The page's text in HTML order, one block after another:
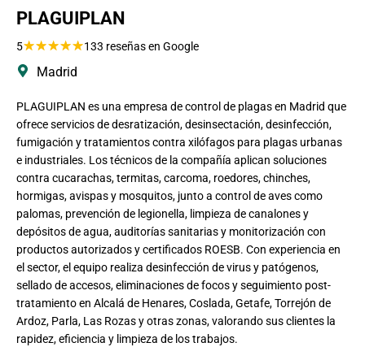
PLAGUIPLAN
5★★★★★133 reseñas en Google
Madrid
PLAGUIPLAN es una empresa de control de plagas en Madrid que
ofrece servicios de desratización, desinsectación, desinfección,
fumigación y tratamientos contra xilófagos para plagas urbanas
e industriales. Los técnicos de la compañía aplican soluciones
contra cucarachas, termitas, carcoma, roedores, chinches,
hormigas, avispas y mosquitos, junto a control de aves como
palomas, prevención de legionella, limpieza de canalones y
depósitos de agua, auditorías sanitarias y monitorización con
productos autorizados y certificados ROESB. Con experiencia en
el sector, el equipo realiza desinfección de virus y patógenos,
sellado de accesos, eliminaciones de focos y seguimiento post-
tratamiento en Alcalá de Henares, Coslada, Getafe, Torrejón de
Ardoz, Parla, Las Rozas y otras zonas, valorando sus clientes la
rapidez, eficiencia y limpieza de los trabajos.